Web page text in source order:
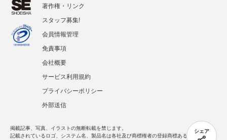
シェア
著作権・リンク
スタッフ募集!
会員情報管理
免責事項
会社概要
サービス利用規約
プライバシーポリシー
外部送信
掲載記事、写真、イラストの無断転載を禁じます。
記載されているロゴ、システム名、製品名は各社及び商標権者の登録商標あるいは商標で